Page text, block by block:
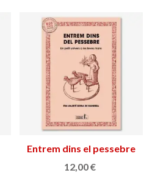
Entrem dins el pessebre
12,00 €